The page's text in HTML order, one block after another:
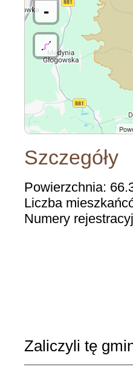
-
Szczegóły
Powierzchnia:
Liczba
Numery
Zaliczyli tę